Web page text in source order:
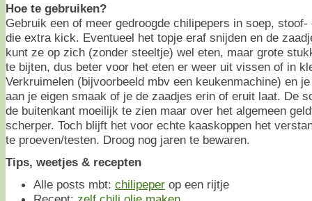
Hoe te gebruiken?
Gebruik een of meer gedroogde chilipepers in soep,
die extra kick. Eventueel het topje eraf snijden en de
kunt ze op zich (zonder steeltje) wel eten, maar grote
te bijten, dus beter voor het eten er weer uit vissen of in
Verkruimelen (bijvoorbeeld mbv een keukenmachine) en
aan je eigen smaak of je de zaadjes erin of eruit laat. De
de buitenkant moeilijk te zien maar over het algemeen
scherper. Toch blijft het voor echte kaaskoppen het
te proeven/testen. Droog nog jaren te bewaren.
Tips, weetjes & recepten
Alle posts mbt: chilipeper op een rijtje